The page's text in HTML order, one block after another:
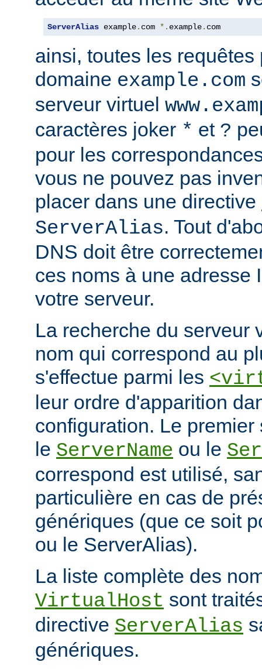
ServerAlias example. com *. example. com
ainsi, toutes les requêtes
domaine example.com
serveur virtuel
caractères joker * et ?
pour les
vous ne pouvez pas
placer dans une directive
ServerAlias. Tout
DNS doit être
ces noms à une adresse
votre serveur.
La recherche du serveur
nom qui correspond au
s'effectue parmi les
leur ordre d'apparition
configuration. Le
le ServerName ou le
correspond est utilisé,
particulière en cas de
génériques (que ce soit
ou le ServerAlias).
La liste complète des
VirtualHost sont
directive ServerAlias
génériques.